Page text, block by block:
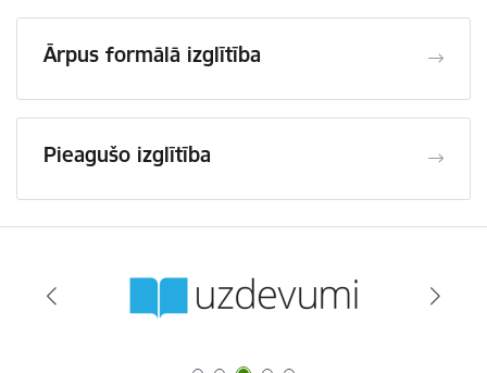
Ārpus formālā izglītība
Pieagušo izglītība